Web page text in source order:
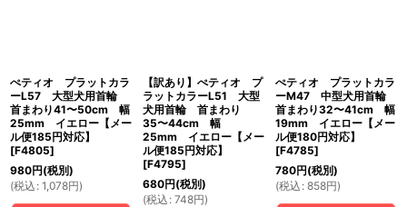
ぺティオ プラットカラ
ーL57 大型犬用首輪
首まわり41〜50cm 幅
25mm イエロー【メー
ル便185円対応】
[F4805]
980円(税別)
(税込 : 1,078円)
【訳あり】ぺティオ プ
ラットカラーL51 大型
犬用首輪 首まわり
35〜44cm 幅
25mm イエロー【メー
ル便185円対応】
[F4795]
680円(税別)
(税込 : 748円)
ぺティオ プラットカラ
ーM47 中型犬用首輪
首まわり32〜41cm 幅
19mm イエロー【メー
ル便180円対応】
[F4785]
780円(税別)
(税込 : 858円)